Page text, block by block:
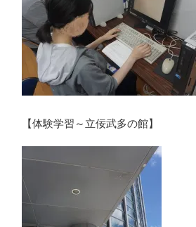
【体験学習～立佞武多の館】